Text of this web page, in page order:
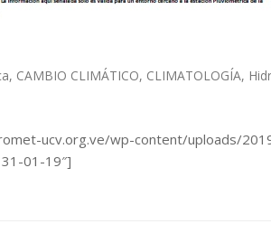
, CAMBIO CLIMÁTICO, CLIMATOLOGÍA,
ucv.org.ve/wp-content/uploads/
01-19″]